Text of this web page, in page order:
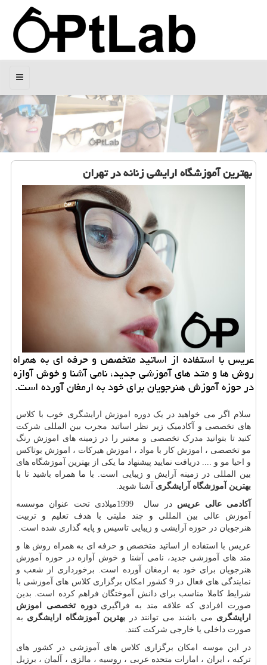
منو
بهترین آموزشگاه ارایشی زنانه در تهران
عریس با استفاده از اساتید متخصص و حرفه ای به همراه
روش ها و متد های آموزشی جدید، نامی آشنا و خوش آوازه
در حوزه آموزش هنرجویان برای خود به ارمغان آورده است.
سلام اگر می خواهید در یکدوره اموزش ارایشگری خوب با کلاس
های تخصصی و آکادمیک زیر نظر اساتید مجرب بین المللی شرکت
کنید تا بتوانید مدرک تخصصی و معتبر را در زمینه های
اموزش رنگ
مو تخصصی ، اموزش کار با مواد ، اموزش هیرکات ،
اموزش بوتاکس
و احیا مو و .... دریافت نمایید پیشنهاد ما یکی از بهترین آموزشگاه های
بین المللی در زمینه آرایش و زیبایی است. با ما همراه باشید تا با
بهترین آموزشگاه آرایشگری
آشنا شوید.
آکادمی عالی عریس در سال 1999میلادی تحت عنوان موسسه
آموزش عالی بین المللی و چند ملیتی با هدف تعلیم و تربیت
هنرجویان در حوزه آرایشی و زیبایی تاسیس و پایه گذاری شده است.
عریس با استفاده از اساتید متخصص و حرفه ای به همراه روش ها و
متد های آموزشی جدید، نامی آشنا و خوش آوازه در حوزه آموزش
هنرجویان برای خود به ارمغان آورده است. برخورداری از شعب و
نمایندگی های فعال در 9 کشور امکان برگزاری کلاس های آموزشی با
شرایط کاملا مناسب برای دانش آموختگان فراهم کرده است. بدین
صورت افرادی که علاقه مند به فراگیریدوره تخصصی اموزش
ارایشگری می باشند می توانند در بهترین آموزشگاه ارایشگری به
صورت داخلی یا خارجی شرکت کنند.
در این موسه امکان برگزاری کلاس های آموزشی در کشور های
ترکیه ، ایران ، امارات متحده عربی ، روسیه ، مالزی ، آلمان ، برزیل